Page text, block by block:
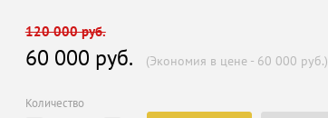
120 000 руб.
60 000 руб. (Экономия в цене - 60 000 руб.)
Количество